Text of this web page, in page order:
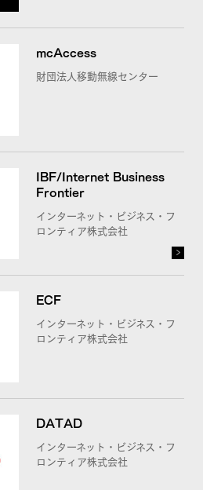
mcAccess
財団法人移動無線センター
IBF/Internet Business
Frontier
インターネット・ビジネス・フ
ロンティア株式会社
ECF
インターネット・ビジネス・フ
ロンティア株式会社
DATAD
インターネット・ビジネス・フ
ロンティア株式会社